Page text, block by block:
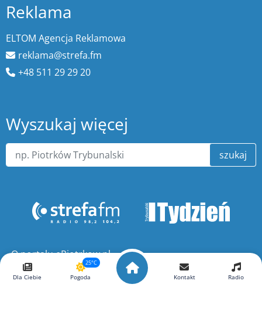
Reklama
ELTOM Agencja Reklamowa
reklama@strefa.fm
+48 511 29 29 20
Wyszukaj więcej
szukaj
O portalu ePiotrkow.pl
Dla Ciebie
25°C
Pogoda Kontakt Radio